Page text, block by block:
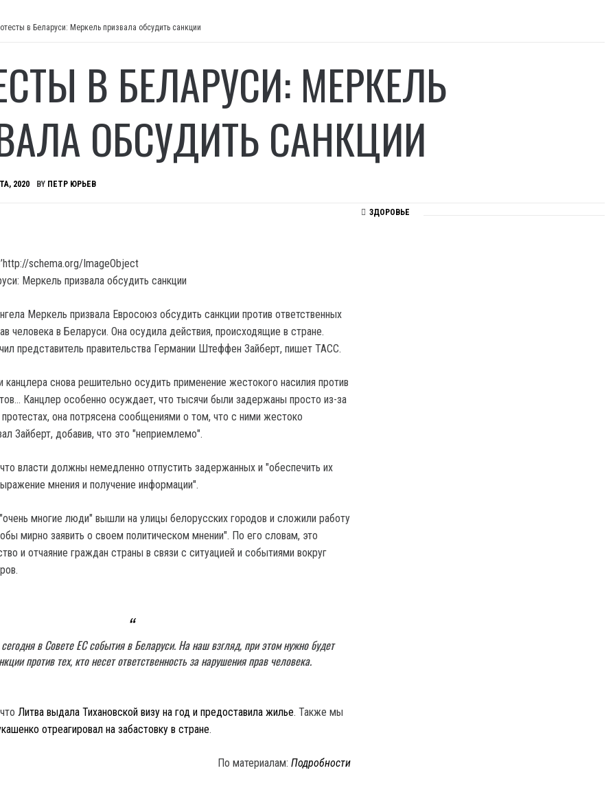
в Беларуси: Меркель призвала обсудить санкции
В БЕЛАРУСИ: МЕРКЕЛЬ
ОБСУДИТЬ САНКЦИИ
2020 BY ПЕТР ЮРЬЕВ
schema.org/ImageObject
Меркель призвала Евросоюз обсудить санкции против ответственных
человека в Беларуси. Она осудила действия, происходящие в стране.
представитель правительства Германии Штеффен Зайберт, пишет ТАСС.
снова решительно осудить применение жестокого насилия против
Канцлер особенно осуждает, что тысячи были задержаны просто из-за
она потрясена сообщениями о том, что с ними жестоко
Зайберт, добавив, что это "неприемлемо".
власти должны немедленно отпустить задержанных и "обеспечить их
мнения и получение информации".
многие люди" вышли на улицы белорусских городов и сложили работу
мирно заявить о своем политическом мнении". По его словам, это
и отчаяние граждан страны в связи с ситуацией и событиями вокруг
в Совете ЕС события в Беларуси. На наш взгляд, при этом нужно будет
против тех, кто несет ответственность за нарушения прав человека.
Литва выдала Тихановской визу на год и предоставила жилье. Также мы
отреагировал на забастовку в стране.
По материалам:Подробности
ЗДОРОВЬЕ